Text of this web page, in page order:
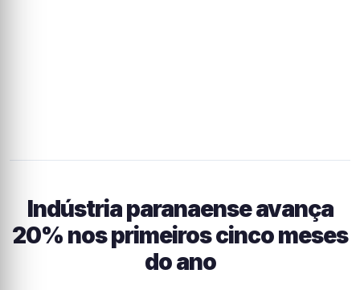
Indústria paranaense avança
20% nos primeiros cinco meses
do ano